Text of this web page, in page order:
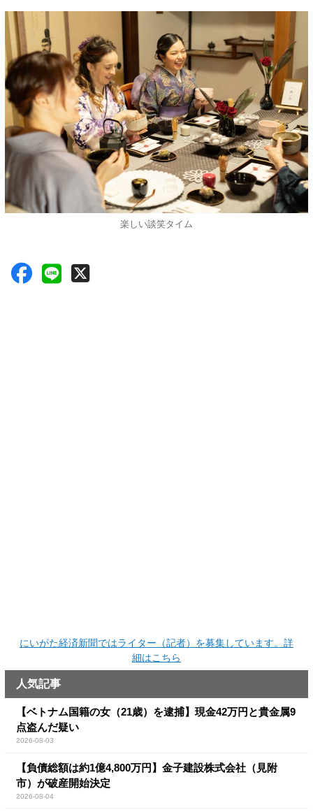
楽しい談笑タイム
にいがた経済新聞ではライター（記者）を募集しています。詳
細はこちら
人気記事
【ベトナム国籍の女（21歳）を逮捕】現金42万円と貴金属9
点盗んだ疑い
2026-08-03
【負債総額は約1億4,800万円】金子建設株式会社（見附
市）が破産開始決定
2026-08-04